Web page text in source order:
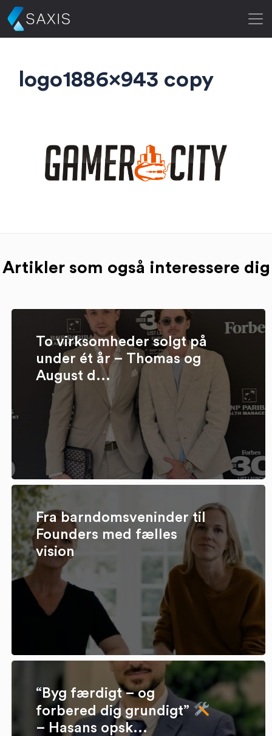
logo1886x943 copy
Artikler som også interessere dig
To virksomheder solgt på
under ét år – Thomas og
August d...
Fra barndomsveninder til
Founders med fælles
vision
“Byg færdigt – og
forbered dig grundigt”
– Hasans opsk...